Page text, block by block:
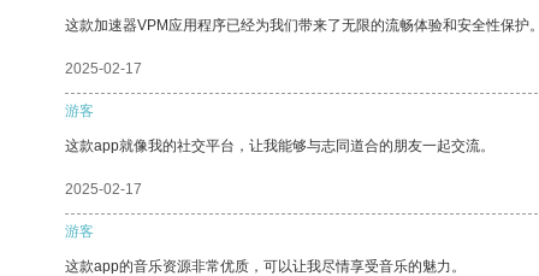
这款加速器VPM应用程序已经为我们带来了无限的流畅体验和安全性保护
2025-02-17
游客
这款app就像我的社交平台，让我能够与志同道合的朋友一起交流。
2025-02-17
游客
这款app的音乐资源非常优质，可以让我尽情享受音乐的魅力。